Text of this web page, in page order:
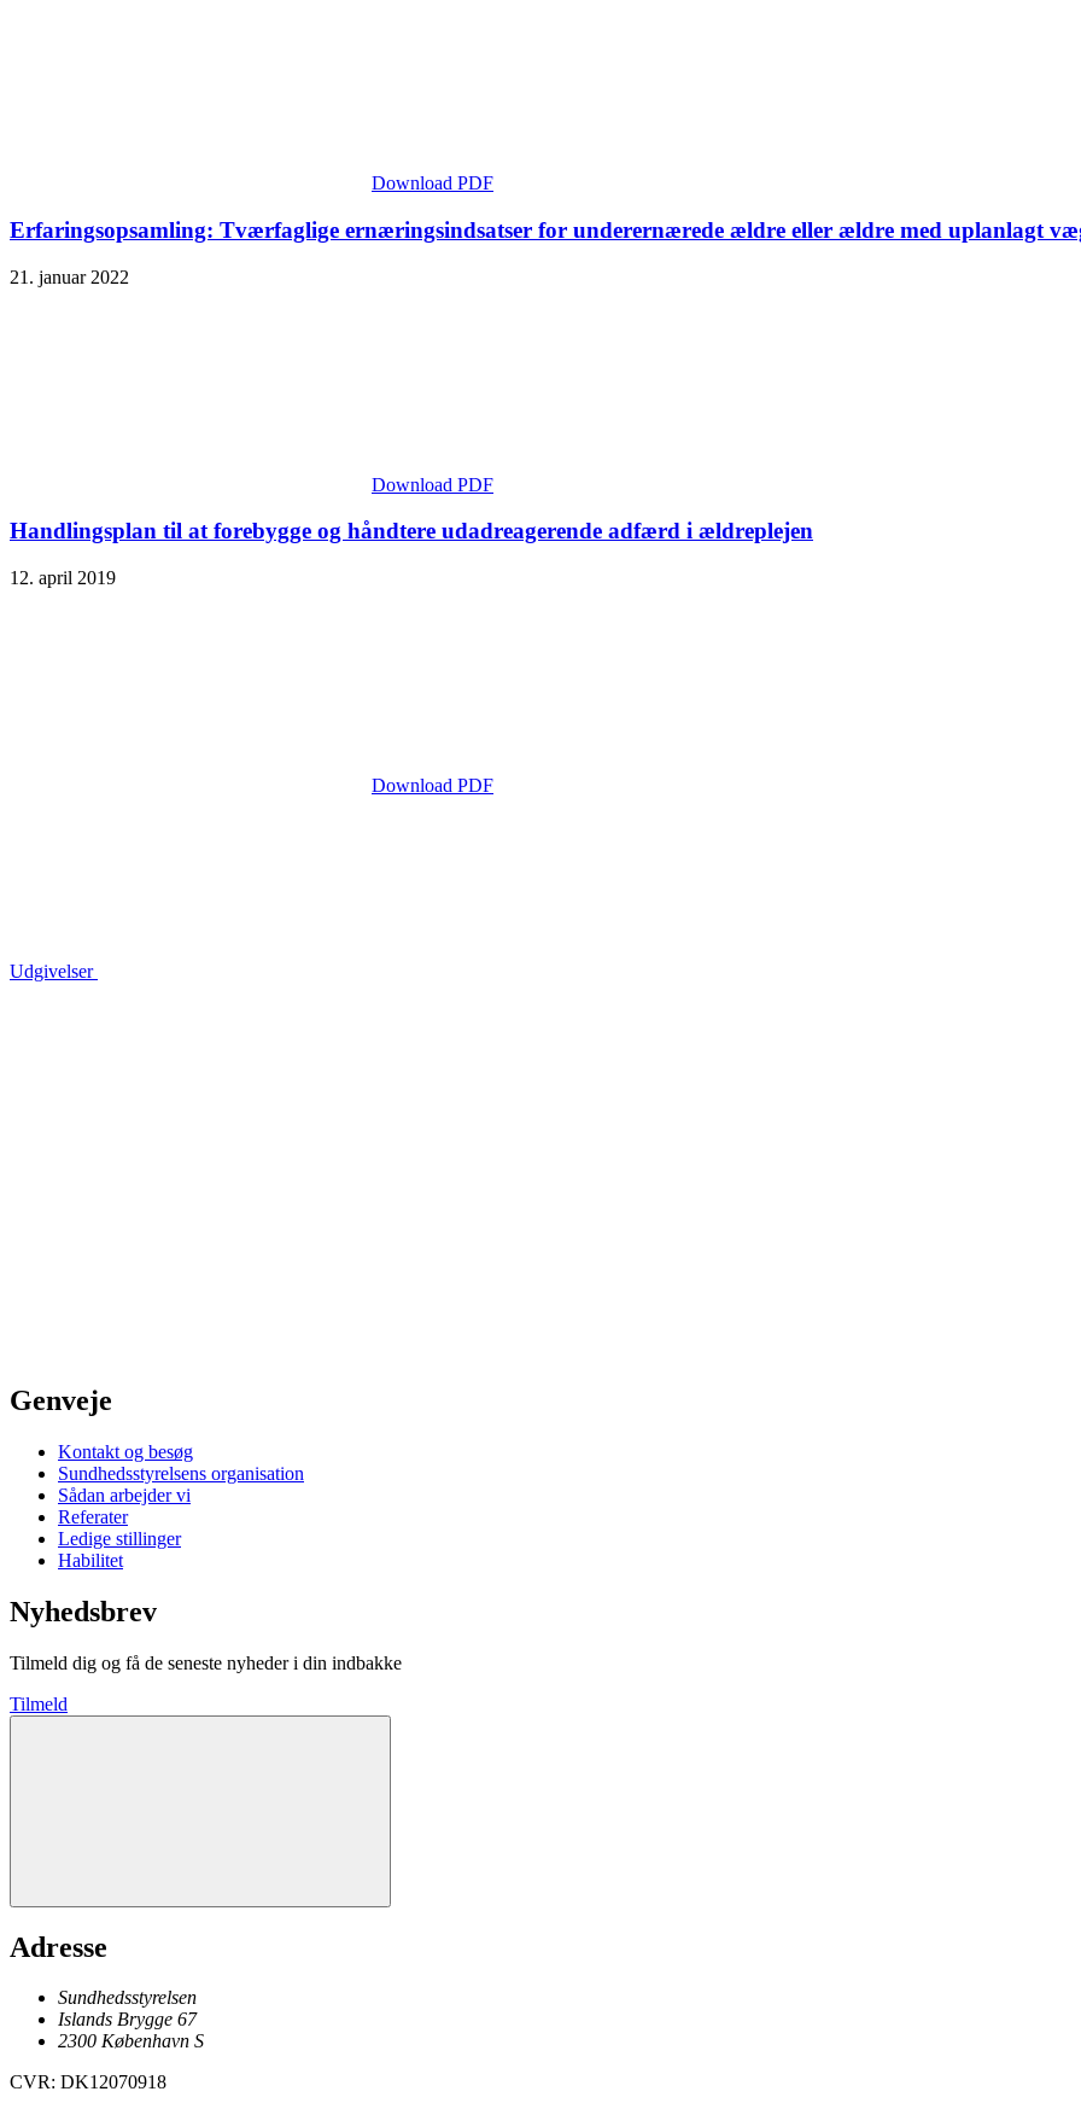
Download PDF
Erfaringsopsamling: Tværfaglige ernæringsindsatser for underernærede ældre eller ældre med uplanlagt
21. januar 2022
Download PDF
Handlingsplan til at forebygge og håndtere udadreagerende adfærd i ældreplejen
12. april 2019
Download PDF
Udgivelser
Genveje
Kontakt og besøg
Sundhedsstyrelsens organisation
Sådan arbejder vi
Referater
Ledige stillinger
Habilitet
Nyhedsbrev
Tilmeld dig og få de seneste nyheder i din indbakke
Tilmeld
Adresse
Sundhedsstyrelsen
Islands Brygge 67
2300 København S
CVR: DK12070918